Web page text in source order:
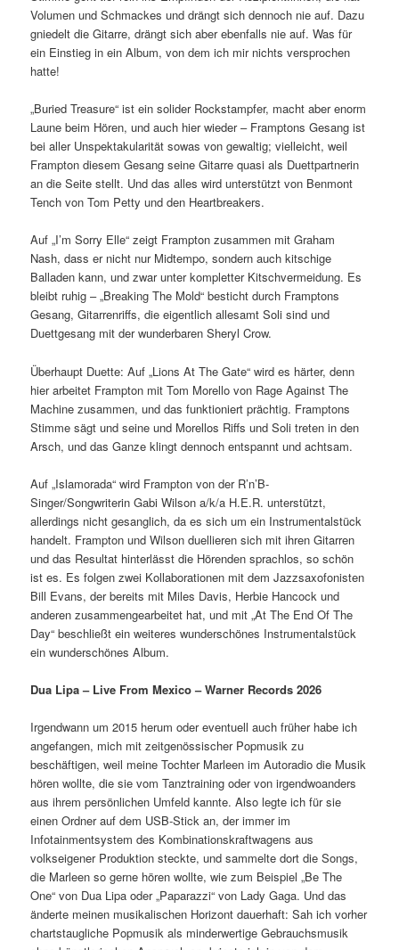
Volumen und Schmackes und drängt sich dennoch nie auf. Dazu
gniedelt die Gitarre, drängt sich aber ebenfalls nie auf. Was für
ein Einstieg in ein Album, von dem ich mir nichts versprochen
hatte!
„Buried Treasure“ ist ein solider Rockstampfer, macht aber enorm
Laune beim Hören, und auch hier wieder – Framptons Gesang ist
bei aller Unspektakularität sowas von gewaltig; vielleicht, weil
Frampton diesem Gesang seine Gitarre quasi als Duettpartnerin
an die Seite stellt. Und das alles wird unterstützt von Benmont
Tench von Tom Petty und den Heartbreakers.
Auf „I’m Sorry Elle“ zeigt Frampton zusammen mit Graham
Nash, dass er nicht nur Midtempo, sondern auch kitschige
Balladen kann, und zwar unter kompletter Kitschvermeidung. Es
bleibt ruhig – „Breaking The Mold“ besticht durch Framptons
Gesang, Gitarrenriffs, die eigentlich allesamt Soli sind und
Duettgesang mit der wunderbaren Sheryl Crow.
Überhaupt Duette: Auf „Lions At The Gate“ wird es härter, denn
hier arbeitet Frampton mit Tom Morello von Rage Against The
Machine zusammen, und das funktioniert prächtig. Framptons
Stimme sägt und seine und Morellos Riffs und Soli treten in den
Arsch, und das Ganze klingt dennoch entspannt und achtsam.
Auf „Islamorada“ wird Frampton von der R’n’B-
Singer/Songwriterin Gabi Wilson a/k/a H.E.R. unterstützt,
allerdings nicht gesanglich, da es sich um ein Instrumentalstück
handelt. Frampton und Wilson duellieren sich mit ihren Gitarren
und das Resultat hinterlässt die Hörenden sprachlos, so schön
ist es. Es folgen zwei Kollaborationen mit dem Jazzsaxofonisten
Bill Evans, der bereits mit Miles Davis, Herbie Hancock und
anderen zusammengearbeitet hat, und mit „At The End Of The
Day“ beschließt ein weiteres wunderschönes Instrumentalstück
ein wunderschönes Album.
Dua Lipa – Live From Mexico – Warner Records 2026
Irgendwann um 2015 herum oder eventuell auch früher habe ich
angefangen, mich mit zeitgenössischer Popmusik zu
beschäftigen, weil meine Tochter Marleen im Autoradio die Musik
hören wollte, die sie vom Tanztraining oder von irgendwoanders
aus ihrem persönlichen Umfeld kannte. Also legte ich für sie
einen Ordner auf dem USB-Stick an, der immer im
Infotainmentsystem des Kombinationskraftwagens aus
volkseigener Produktion steckte, und sammelte dort die Songs,
die Marleen so gerne hören wollte, wie zum Beispiel „Be The
One“ von Dua Lipa oder „Paparazzi“ von Lady Gaga. Und das
änderte meinen musikalischen Horizont dauerhaft: Sah ich vorher
chartstaugliche Popmusik als minderwertige Gebrauchsmusik